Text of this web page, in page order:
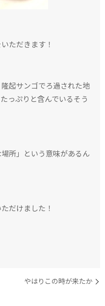
ただきます！
起サンゴでろ過された地
っぷりと含んでいるそう
所」という意味があるん
だけました！
やはりこの時が来たか